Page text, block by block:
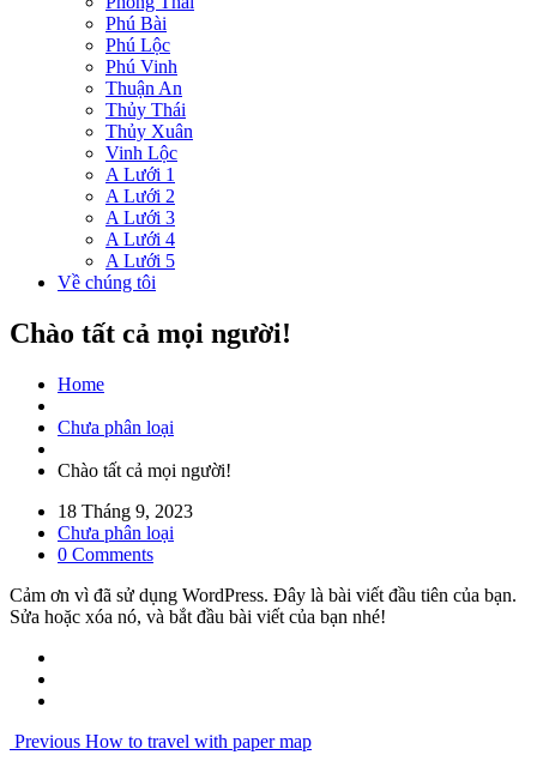
Phú Bài
Phú Lộc
Phú Vinh
Thuận An
Thủy Thái
Thủy Xuân
Vinh Lộc
A Lưới 1
A Lưới 2
A Lưới 3
A Lưới 4
A Lưới 5
Về chúng tôi
Chào tất cả mọi người!
Home
Chưa phân loại
Chào tất cả mọi người!
18 Tháng 9, 2023
Chưa phân loại
0 Comments
Cảm ơn vì đã sử dụng WordPress. Đây là bài viết đầu tiên của bạn.
Sửa hoặc xóa nó, và bắt đầu bài viết của bạn nhé!
Previous How to travel with paper map